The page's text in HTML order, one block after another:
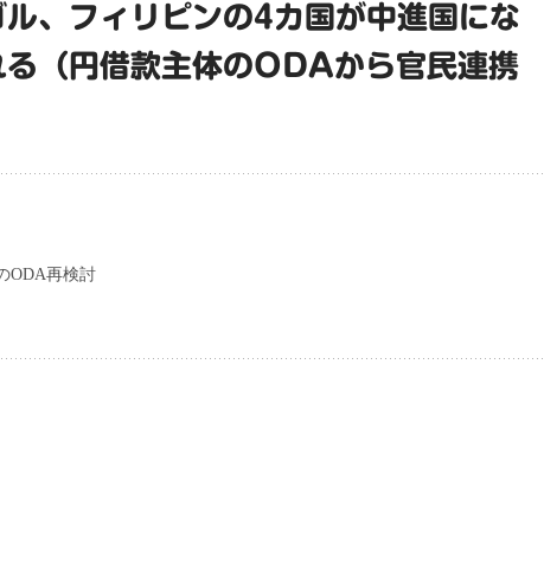
、フィリピンの4カ国が中進国にな
（円借款主体のODAから官民連携
ODA再検討